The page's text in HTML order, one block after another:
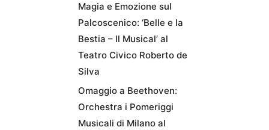
Magia e Emozione sul
Palcoscenico: ‘Belle e la
Bestia – Il Musical’ al
Teatro Civico Roberto de
Silva
Omaggio a Beethoven:
Orchestra i Pomeriggi
Musicali di Milano al